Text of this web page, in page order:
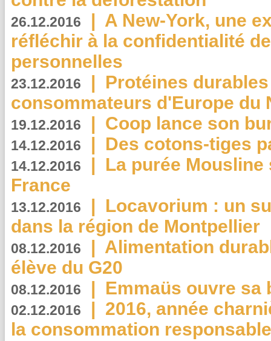
26.12.2016 | A New-York, une
réfléchir à la confidentialité
personnelles
23.12.2016 | Protéines
consommateurs d'Europe du
19.12.2016 | Coop lance son
14.12.2016 | Des cotons-tiges
14.12.2016 | La purée
France
13.12.2016 | Locavorium : un
dans la région de Montpellier
08.12.2016 | Alimentation
élève du G20
08.12.2016 | Emmaüs ouvre sa
02.12.2016 | 2016, année
la consommation